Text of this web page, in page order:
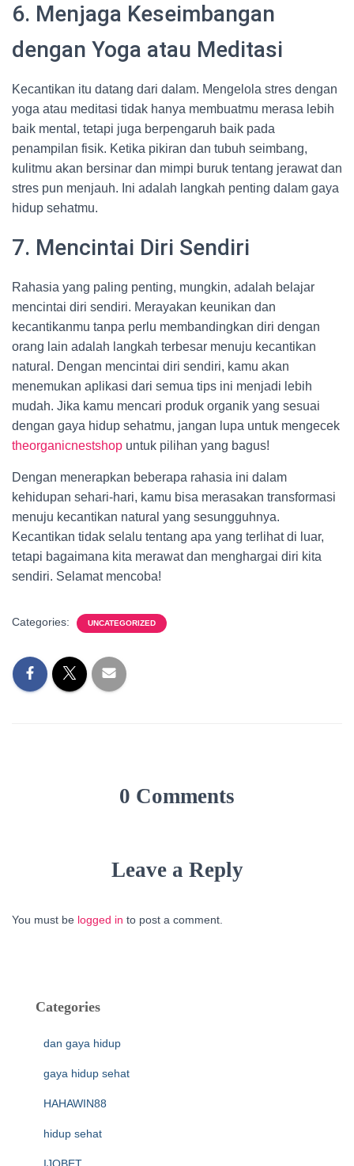
6. Menjaga Keseimbangan
dengan Yoga atau Meditasi
Kecantikan itu datang dari dalam. Mengelola stres dengan
yoga atau meditasi tidak hanya membuatmu merasa lebih
baik mental, tetapi juga berpengaruh baik pada
penampilan fisik. Ketika pikiran dan tubuh seimbang,
kulitmu akan bersinar dan mimpi buruk tentang jerawat dan
stres pun menjauh. Ini adalah langkah penting dalam gaya
hidup sehatmu.
7. Mencintai Diri Sendiri
Rahasia yang paling penting, mungkin, adalah belajar
mencintai diri sendiri. Merayakan keunikan dan
kecantikanmu tanpa perlu membandingkan diri dengan
orang lain adalah langkah terbesar menuju kecantikan
natural. Dengan mencintai diri sendiri, kamu akan
menemukan aplikasi dari semua tips ini menjadi lebih
mudah. Jika kamu mencari produk organik yang sesuai
dengan gaya hidup sehatmu, jangan lupa untuk mengecek
theorganicnestshop untuk pilihan yang bagus!
Dengan menerapkan beberapa rahasia ini dalam
kehidupan sehari-hari, kamu bisa merasakan transformasi
menuju kecantikan natural yang sesungguhnya.
Kecantikan tidak selalu tentang apa yang terlihat di luar,
tetapi bagaimana kita merawat dan menghargai diri kita
sendiri. Selamat mencoba!
Categories: UNCATEGORIZED
0 Comments
Leave a Reply
You must be logged in to post a comment.
Categories
dan gaya hidup
gaya hidup sehat
HAHAWIN88
hidup sehat